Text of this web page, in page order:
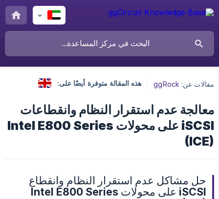
مقالات عن: ggRock هذه المقالة متوفرة أيضًا على:
معالجة عدم استقرار النظام وانقطاعات
iSCSI على محولات Intel E800 Series
(ICE)
حل مشاكل عدم استقرار النظام وانقطاع
iSCSI على محولات Intel E800 Series